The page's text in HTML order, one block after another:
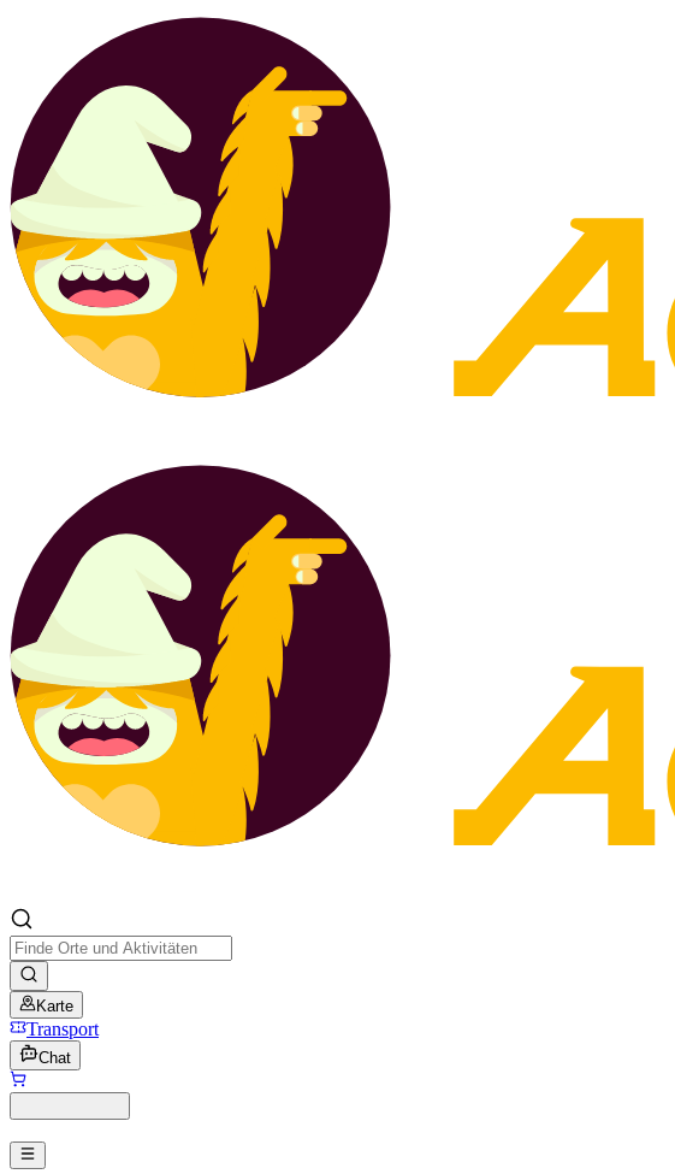
Karte
Transport
Chat